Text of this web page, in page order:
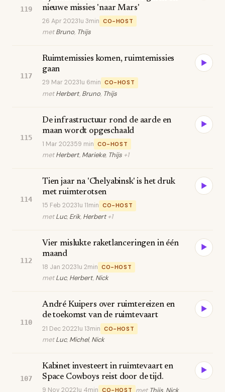
119
nieuwe missies 'naar Mars'
26 Apr 20231u 3min CO-HOST
metBruno, Thijs
117
Ruimtemissies komen, ruimtemissies
gaan
29 Mar 20231u 6min CO-HOST
metHerbert, Bruno, Thijs
▶
115
De infrastructuur rond de aarde en
maan wordt opgeschaald
1 Mar 202359 min CO-HOST
metHerbert, Marieke, Thijs +1
▶
114
Tien jaar na 'Chelyabinsk' is het druk
met ruimterotsen
15 Feb 20231u 11min CO-HOST
metLuc, Erik, Herbert+1
▶
112
Vier mislukte raketlanceringen in één
maand
18 Jan 20231u 2min CO-HOST
metLuc, Herbert, Nick
▶
110
André Kuipers over ruimtereizen en
de toekomst van de ruimtevaart
21 Dec 20221u 13min CO-HOST
metLuc, Michel, Nick
▶
107
Kabinet investeert in ruimtevaart en
Space Cowboys reist door de tijd.
9 Nov 20221u 4min CO-HOST
▶